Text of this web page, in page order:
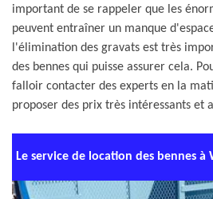
important de se rappeler que les
peuvent entraîner un manque
l'élimination des gravats est très
des bennes qui puisse assurer cela.
falloir contacter des experts en la
proposer des prix très intéressants et
Le service de location des bennes à